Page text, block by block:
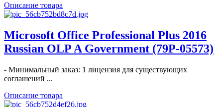
Описание товара
Microsoft Office Professional Plus 2016
Russian OLP A Government (79P-05573)
- Минимальный заказ: 1 лицензия для существующих
соглашений ...
Описание товара